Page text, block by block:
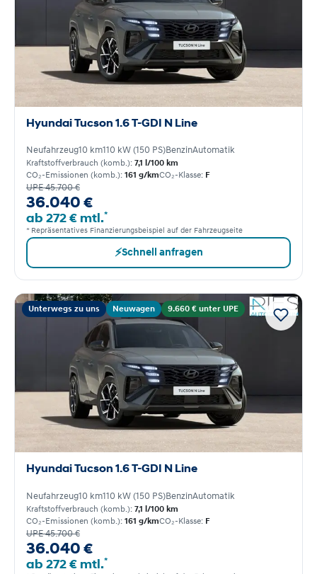
Hyundai Tucson 1.6 T-GDI N Line
Neufahrzeug10 km110 kW (150 PS)BenzinAutomatik
Kraftstoffverbrauch (komb.): 7,1 l/100 km
CO₂-Emissionen (komb.): 161 g/kmCO₂-Klasse: F
UPE 45.700 €
36.040 €
ab 272 € mtl.*
* Repräsentatives Finanzierungsbeispiel auf der Fahrzeugseite
⚡Schnell anfragen
Unterwegs zu uns Neuwagen 9.660 € unter UPE
Hyundai Tucson 1.6 T-GDI N Line
Neufahrzeug10 km110 kW (150 PS)BenzinAutomatik
Kraftstoffverbrauch (komb.): 7,1 l/100 km
CO₂-Emissionen (komb.): 161 g/kmCO₂-Klasse: F
UPE 45.700 €
36.040 €
ab 272 € mtl.*